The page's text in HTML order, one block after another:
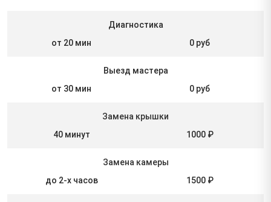
Диагностика
от 20 мин
0 руб
Выезд мастера
от 30 мин
0 руб
Замена крышки
40 минут
1000 ₽
Замена камеры
до 2-х часов
1500 ₽